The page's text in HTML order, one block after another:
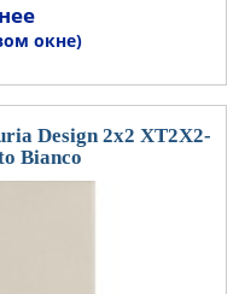
окне)
Design 2x2 XT2X2-
Bianco